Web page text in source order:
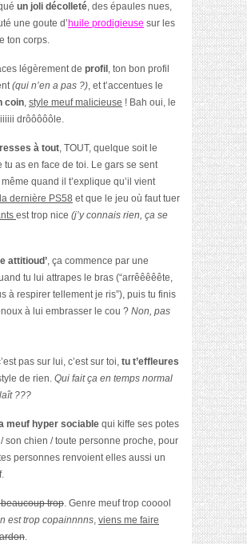
un joli décolleté, des épaules nues,
une goute d’huile prodigieuse sur les
ton corps.
légèrement de profil , ton bon profil
(qui n’en a pas ?), et t’accentues le
coin, style meuf malicieuse ! Bah oui, le
drôôôôôle.
à tout, TOUT, quelque soit le
tu as en face de toi. Le gars se sent
quand il t’explique qu’il vient
la dernière PS58 et que le jeu où faut tuer
est trop nice (j’y connais rien, ça se
attitioud’, ça commence par une
tu lui attrapes le bras (“arrêêêêête,
à respirer tellement je ris”), puis tu finis
à lui embrasser le cou ? Non, pas
pas sur lui, c’est sur toi, tu t’effleures
de rien. Qui fait ça en temps normal
???
meuf hyper sociable qui kiffe ses potes
son chien / toute personne proche, pour
personnes renvoient elles aussi un
trop. Genre meuf trop cooool
est trop copainnnns, viens me faire
.